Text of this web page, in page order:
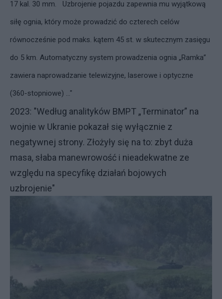
17 kal. 30 mm. Uzbrojenie pojazdu zapewnia mu wyjątkową
siłę ognia, który może prowadzić do czterech celów
równocześnie pod maks. kątem 45 st. w skutecznym zasięgu
do 5 km. Automatyczny system prowadzenia ognia „Ramka”
zawiera naprowadzanie telewizyjne, laserowe i optyczne
(360-stopniowe) ..."
2023: "Według analityków BMPT „Terminator” na
wojnie w Ukranie pokazał się wyłącznie z
negatywnej strony. Złożyły się na to: zbyt duża
masa, słaba manewrowość i nieadekwatne ze
względu na specyfikę działań bojowych
uzbrojenie"